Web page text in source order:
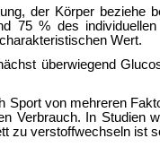
der Körper beziehe
75 % des individuellen
Wert.
überwiegend
Sport von mehreren
Verbrauch. In Studien
zu verstoffwechseln